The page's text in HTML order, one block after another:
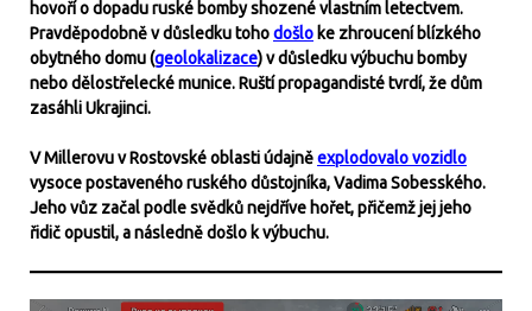
hovoří o dopadu ruské bomby shozené vlastním letectvem.
Pravděpodobně v důsledku tohodošlo ke zhroucení blízkého
obytného domu (geolokalizace) v důsledku výbuchu bomby
nebo dělostřelecké munice. Ruští propagandisté tvrdí, že dům
zasáhli Ukrajinci.
V Millerovu v Rostovské oblasti údajněexplodovalo vozidlo
vysoce postaveného ruského důstojníka, Vadima Sobesského.
Jeho vůz začal podle svědků nejdříve hořet, přičemž jej jeho
řidič opustil, a následně došlo k výbuchu.